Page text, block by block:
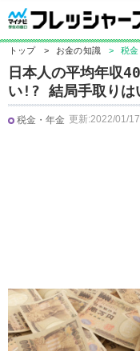
トップ > お金の知識 > 税
日本人の平均年収
い!? 結局手取りは
税金・年金 更新:2022/01/17